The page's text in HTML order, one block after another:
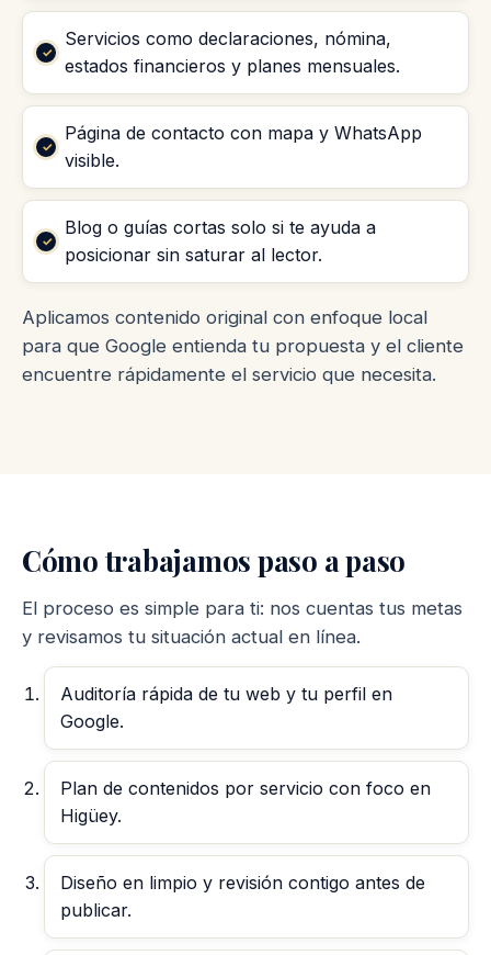
Servicios como declaraciones, nómina,
estados financieros y planes mensuales.
Página de contacto con mapa y WhatsApp
visible.
Blog o guías cortas solo si te ayuda a
posicionar sin saturar al lector.
Aplicamos contenido original con enfoque local
para que Google entienda tu propuesta y el cliente
encuentre rápidamente el servicio que necesita.
Cómo trabajamos paso a paso
El proceso es simple para ti: nos cuentas tus metas
y revisamos tu situación actual en línea.
Auditoría rápida de tu web y tu perfil en
Google.
Plan de contenidos por servicio con foco en
Higüey.
Diseño en limpio y revisión contigo antes de
publicar.